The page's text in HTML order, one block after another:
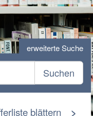
erweiterte Suche
Suchen
blättern >